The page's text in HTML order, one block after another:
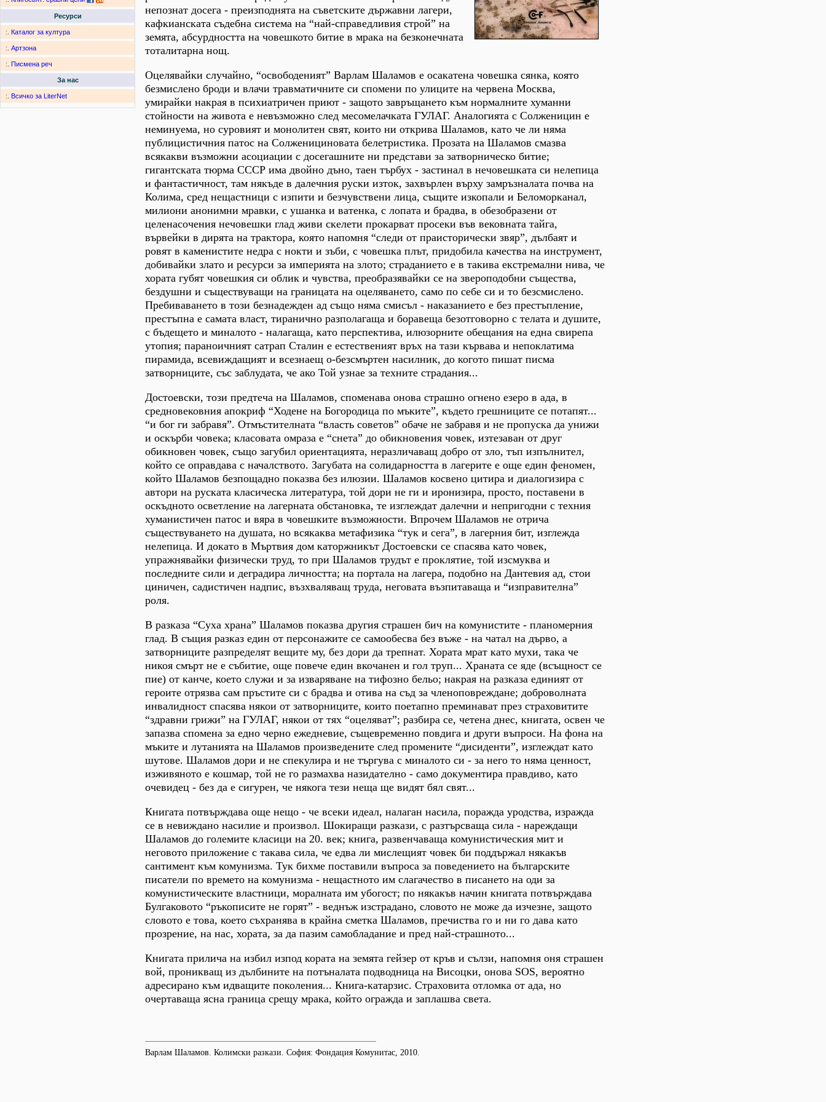
Ресурси
:. Каталог за култура
:. Артзона
:. Писмена реч
За нас
:. Всичко за LiterNet
непознат досега - преизподнята на съветските държавни лагери,
кафкианската съдебна система на “най-справедливия строй” на
земята, абсурдността на човешкото битие в мрака на безконечната
тоталитарна нощ.
Оцелявайки случайно, “освободеният” Варлам Шаламов е осакатена човешка сянка, която
безмислено броди и влачи травматичните си спомени по улиците на червена Москва,
умирайки накрая в психиатричен приют - защото завръщането към нормалните хуманни
стойности на живота е невъзможно след месомелачката ГУЛАГ. Аналогията с Солженицин е
неминуема, но суровият и монолитен свят, които ни открива Шаламов, като че ли няма
публицистичния патос на Солженициновата белетристика. Прозата на Шаламов смазва
всякакви възможни асоциации с досегашните ни представи за затворническо битие;
гигантската тюрма СССР има двойно дъно, таен търбух - застинал в нечовешката си нелепица
и фантастичност, там някъде в далечния руски изток, захвърлен върху замръзналата почва на
Колима, сред нещастници с изпити и безчувствени лица, същите изкопали и Беломорканал,
милиони анонимни мравки, с ушанка и ватенка, с лопата и брадва, в обезобразени от
целенасочения нечовешки глад живи скелети прокарват просеки във вековната тайга,
вървейки в дирята на трактора, която напомня “следи от праисторически звяр”, дълбаят и
ровят в каменистите недра с нокти и зъби, с човешка плът, придобила качества на инструмент,
добивайки злато и ресурси за империята на злото; страданието е в такива екстремални нива, че
хората губят човешкия си облик и чувства, преобразявайки се на звероподобни същества,
бездушни и съществуващи на границата на оцеляването, само по себе си и то безсмислено.
Пребиваването в този безнадежден ад също няма смисъл - наказанието е без престъпление,
престъпна е самата власт, тиранично разполагаща и боравеща безотговорно с телата и душите,
с бъдещето и миналото - налагаща, като перспектива, илюзорните обещания на една свирепа
утопия; параноичният сатрап Сталин е естественият връх на тази кървава и непоклатима
пирамида, всевиждащият и всезнаещ о-безсмъртен насилник, до когото пишат писма
затворниците, със заблудата, че ако Той узнае за техните страдания...
Достоевски, този предтеча на Шаламов, споменава онова страшно огнено езеро в ада, в
средновековния апокриф “Ходене на Богородица по мъките”, където грешниците се потапят...
“и бог ги забравя”. Отмъстителната “власть советов” обаче не забравя и не пропуска да унижи
и оскърби човека; класовата омраза е “снета” до обикновения човек, изтезаван от друг
обикновен човек, също загубил ориентацията, неразличаващ добро от зло, тъп изпълнител,
който се оправдава с началството. Загубата на солидарността в лагерите е още един феномен,
който Шаламов безпощадно показва без илюзии. Шаламов косвено цитира и диалогизира с
автори на руската класическа литература, той дори не ги и иронизира, просто, поставени в
оскъдното осветление на лагерната обстановка, те изглеждат далечни и непригодни с техния
хуманистичен патос и вяра в човешките възможности. Впрочем Шаламов не отрича
съществуването на душата, но всякаква метафизика “тук и сега”, в лагерния бит, изглежда
нелепица. И докато в Мъртвия дом каторжникът Достоевски се спасява като човек,
упражнявайки физически труд, то при Шаламов трудът е проклятие, той изсмуква и
последните сили и деградира личността; на портала на лагера, подобно на Дантевия ад, стои
циничен, садистичен надпис, възхваляващ труда, неговата възпитаваща и “изправителна”
роля.
В разказа “Суха храна” Шаламов показва другия страшен бич на комунистите - планомерния
глад. В същия разказ един от персонажите се самообесва без въже - на чатал на дърво, а
затворниците разпределят вещите му, без дори да трепнат. Хората мрат като мухи, така че
никоя смърт не е събитие, още повече един вкочанен и гол труп... Храната се яде (всъщност се
пие) от канче, което служи и за изваряване на тифозно бельо; накрая на разказа единият от
героите отрязва сам пръстите си с брадва и отива на съд за членоповреждане; доброволната
инвалидност спасява някои от затворниците, които поетапно преминават през страховитите
“здравни грижи” на ГУЛАГ, някои от тях “оцеляват”; разбира се, четена днес, книгата, освен че
запазва спомена за едно черно ежедневие, същевременно повдига и други въпроси. На фона на
мъките и лутанията на Шаламов произведените след промените “дисиденти”, изглеждат като
шутове. Шаламов дори и не спекулира и не търгува с миналото си - за него то няма ценност,
изживяното е кошмар, той не го размахва назидателно - само документира правдиво, като
очевидец - без да е сигурен, че някога тези неща ще видят бял свят...
Книгата потвърждава още нещо - че всеки идеал, налаган насила, поражда уродства, изражда
се в невиждано насилие и произвол. Шокиращи разкази, с разтърсваща сила - нареждащи
Шаламов до големите класици на 20. век; книга, развенчаваща комунистическия мит и
неговото приложение с такава сила, че едва ли мислещият човек би поддържал някакъв
сантимент към комунизма. Тук бихме поставили въпроса за поведението на българските
писатели по времето на комунизма - нещастното им слагачество в писането на оди за
комунистическите властници, моралната им убогост; по някакъв начин книгата потвърждава
Булгаковото “ръкописите не горят” - веднъж изстрадано, словото не може да изчезне, защото
словото е това, което съхранява в крайна сметка Шаламов, пречиства го и ни го дава като
прозрение, на нас, хората, за да пазим самобладание и пред най-страшното...
Книгата прилича на избил изпод кората на земята гейзер от кръв и сълзи, напомня оня страшен
вой, проникващ из дълбините на потъналата подводница на Висоцки, онова SOS, вероятно
адресирано към идващите поколения... Книга-катарзис. Страховита отломка от ада, но
очертаваща ясна граница срещу мрака, който огражда и заплашва света.
Варлам Шаламов. Колимски разкази. София: Фондация Комунитас, 2010.